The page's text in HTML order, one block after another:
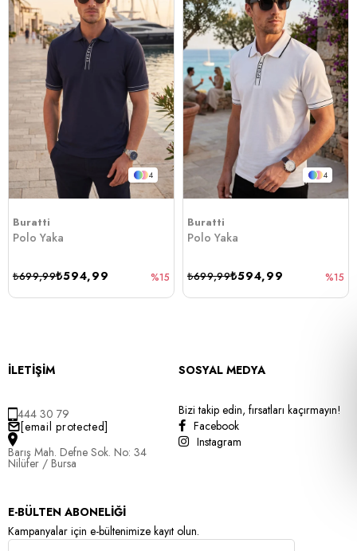
4
Buratti
Polo Yaka
₺594,99
₺699,99 %15
4
Buratti
Polo Yaka
₺594,99
₺699,99 %15
İLETİŞİM
444 30 79
[email protected]
Barış Mah. Defne Sok. No: 34
Nilüfer / Bursa
SOSYAL MEDYA
Bizi takip edin, fırsatları kaçırmayın!
Facebook
Instagram
E-BÜLTEN ABONELİĞİ
Kampanyalar için e-bültenimize kayıt olun.